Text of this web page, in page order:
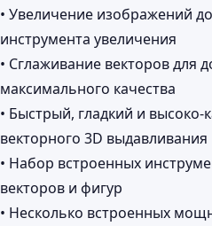
• Увеличение изображений
инструмента увеличения
• Сглаживание векторов для
максимального качества
• Быстрый, гладкий и
векторного 3D выдавливания
• Набор встроенных
векторов и фигур
• Несколько встроенных